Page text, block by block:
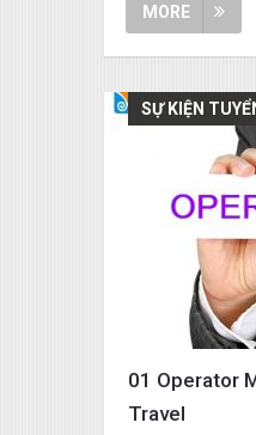
MORE
SỰ KIỆN
01 Operator
Travel